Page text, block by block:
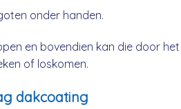
onder handen.
en bovendien kan die door het
of loskomen.
dakcoating